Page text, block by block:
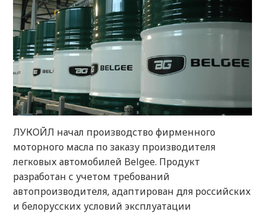
ЛУКОЙЛ начал производство фирменного
моторного масла по заказу производителя
легковых автомобилей Belgee. Продукт
разработан с учетом требований
автопроизводителя, адаптирован для российских
и белорусских условий эксплуатации